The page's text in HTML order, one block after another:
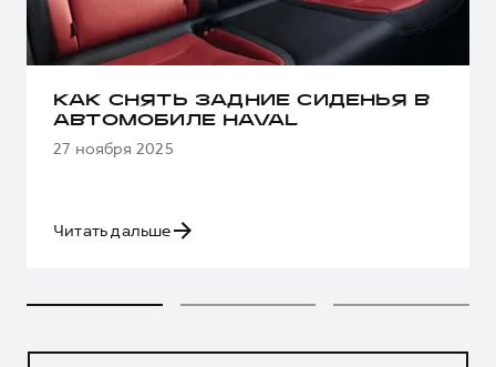
КАК СНЯТЬ ЗАДНИЕ СИДЕНЬЯ В
АВТОМОБИЛЕ HAVAL
27 ноября 2025
Читать дальше